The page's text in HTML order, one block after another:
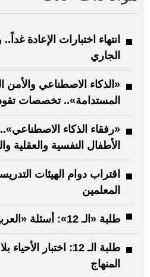
الجاري
«الذكاء الاصطناعي والأمن
المستدامة».. تخصصات تقود
«رفقاء الذكاء
الأطفال النفسية والعقلية
اقتراب دوام الهيئات
المعلمين
طلبة «الـ 12»: أسئلة «العربية» مباشرة وواضحة
طلبة الـ 12: اختبار
المنهاج